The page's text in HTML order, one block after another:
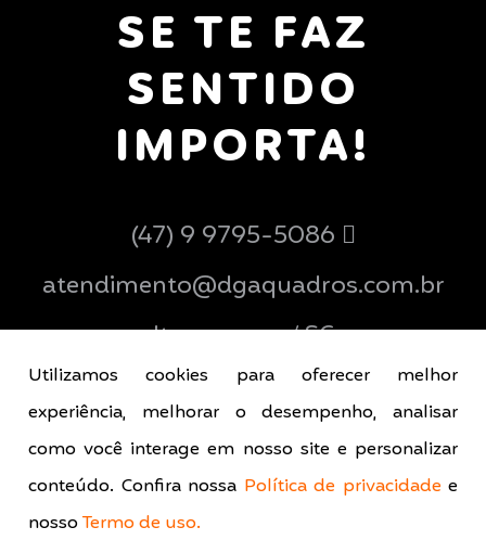
Utilizamos cookies para oferecer melhor
experiência, melhorar o desempenho, analisar
como você interage em nosso site e personalizar
conteúdo. Confira nossa Política de privacidade e
nossoTermo de uso.
SE TE FAZ
SENTIDO
IMPORTA!
(47) 9 9795-5086
atendimento@dgaquadros.com.br
Ituporanga / SC
© 2026 DGA Quadros - Todos os direitos